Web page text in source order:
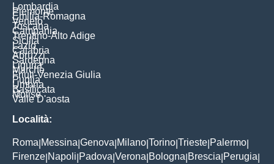
Lombardia
Piemonte
Emilia-Romagna
Veneto
Toscana
Campania
Trentino-Alto Adige
Sicilia
Lazio
Calabria
Abruzzi
Sardegna
Liguria
Marche
Friuli-Venezia Giulia
Puglia
Umbria
Basilicata
Molise
Valle D'aosta
Località:
Roma Messina Genova Milano Torino Trieste Palermo
Firenze Napoli Padova Verona Bologna Brescia Perugia